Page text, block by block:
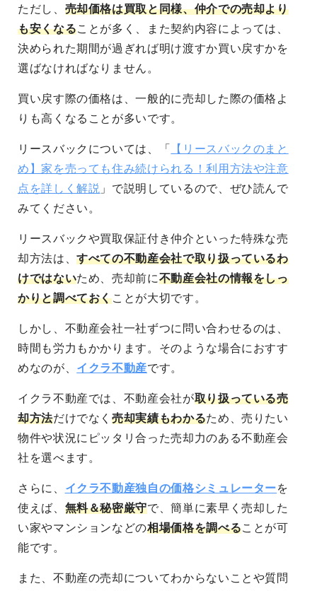
ただし、 売却価格は買取と同様、仲介での売却より
も安くなることが多く、また契約内容によっては、
決められた期間が過ぎれば明け渡すか買い戻すかを
選ばなければなりません。
買い戻す際の価格は、一般的に売却した際の価格よ
りも高くなることが多いです。
リースバックについては、「
【リースバックのまと
め】家を売っても住み続けられる！利用方法や注意
点を詳しく解説 」で説明しているので、ぜひ読んで
みてください。
リースバックや買取保証付き仲介といった特殊な売
却方法は、すべての不動産会社で取り扱っているわ
けではないため、売却前に不動産会社の情報をしっ
かりと調べておくことが大切です。
しかし、 不動産会社一社ずつに問い合わせるのは、
時間も労力もかかります 。そのような場合におすす
めなのが、 イクラ不動産です。
イクラ不動産では、 不動産会社が取り扱っている売
却方法だけでなく売却実績もわかるため、売りたい
物件や状況にピッタリ合った売却力のある不動産会
社を選べます 。
さらに、 イクラ不動産独自の価格シミュレーターを
使えば、 無料＆秘密厳守で、簡単に素早く売却した
い家やマンションなどの相場価格を調べることが可
能です。
また、不動産の売却についてわからないことや質問